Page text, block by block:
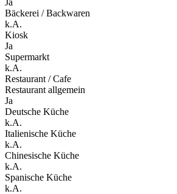
Bäckerei / Backwaren
k.A.
Kiosk
Ja
Supermarkt
k.A.
Restaurant / Cafe
Restaurant allgemein
Ja
Deutsche Küche
k.A.
Italienische Küche
k.A.
Chinesische Küche
k.A.
Spanische Küche
k.A.